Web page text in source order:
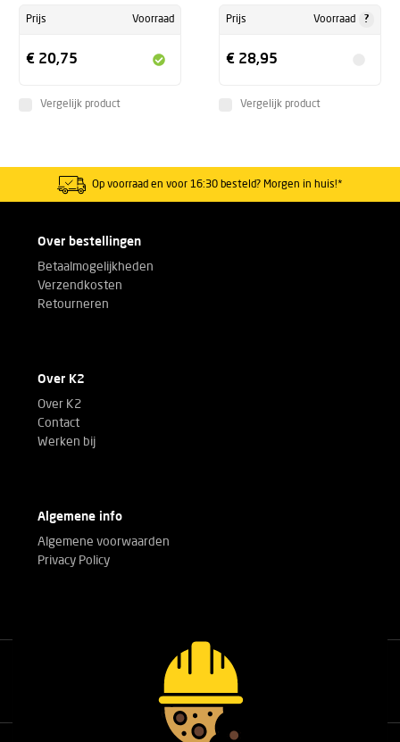
Prijs Voorraad
€ 20,75
Vergelijk product
Prijs Voorraad ?
€ 28,95
Vergelijk product
Op voorraad en voor 16:30 besteld? Morgen in huis!*
Over bestellingen
Betaalmogelijkheden
Verzendkosten
Retourneren
Over K2
Over K2
Contact
Werken bij
Algemene info
Algemene voorwaarden
Privacy Policy
Bel met onze experts!
+32(0)3 303 14 53